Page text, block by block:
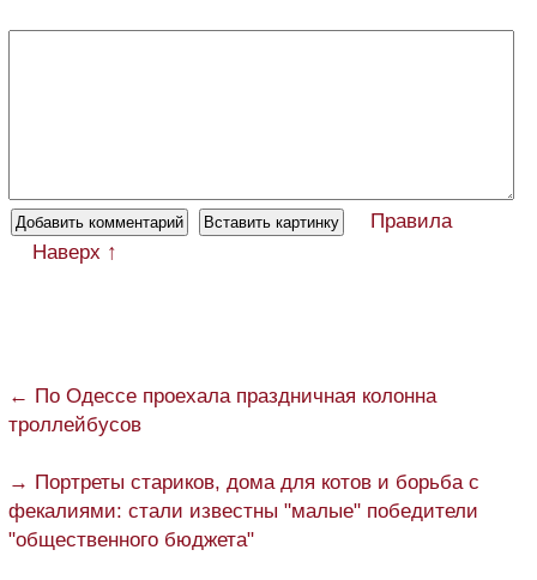
Правила
Наверх ↑
← По Одессе проехала праздничная колонна
троллейбусов
→ Портреты стариков, дома для котов и борьба с
фекалиями: стали известны "малые" победители
"общественного бюджета"